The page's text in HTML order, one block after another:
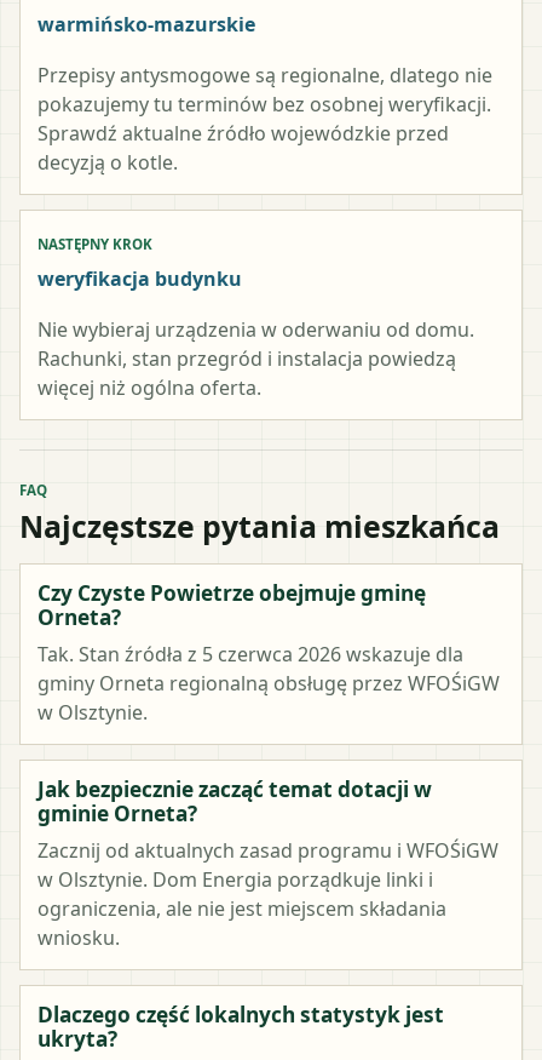
warmińsko-mazurskie
Przepisy antysmogowe są regionalne, dlatego nie
pokazujemy tu terminów bez osobnej weryfikacji.
Sprawdź aktualne źródło wojewódzkie przed
decyzją o kotle.
NASTĘPNY KROK
weryfikacja budynku
Nie wybieraj urządzenia w oderwaniu od domu.
Rachunki, stan przegród i instalacja powiedzą
więcej niż ogólna oferta.
FAQ
Najczęstsze pytania mieszkańca
Czy Czyste Powietrze obejmuje gminę
Orneta?
Tak. Stan źródła z 5 czerwca 2026 wskazuje dla
gminy Orneta regionalną obsługę przez WFOŚiGW
w Olsztynie.
Jak bezpiecznie zacząć temat dotacji w
gminie Orneta?
Zacznij od aktualnych zasad programu i WFOŚiGW
w Olsztynie. Dom Energia porządkuje linki i
ograniczenia, ale nie jest miejscem składania
wniosku.
Dlaczego część lokalnych statystyk jest
ukryta?